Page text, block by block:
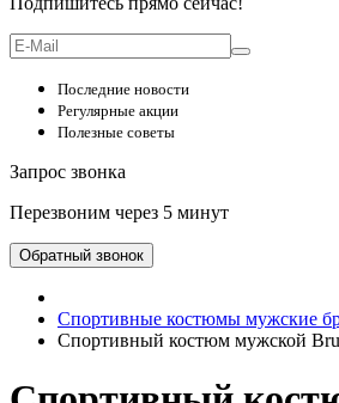
Подпишитесь прямо сейчас!
Последние новости
Регулярные акции
Полезные советы
Запрос звонка
Перезвоним через 5 минут
Обратный звонок
Спортивные костюмы мужские
Спортивный костюм мужской